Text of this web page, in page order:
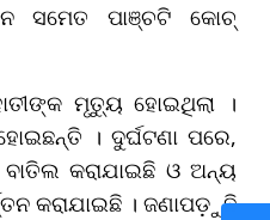
ସମେତ ପାଞ୍ଚଟି କୋଚ୍
ମୃତ୍ୟୁ ହୋଇଥିଲା ।
। ଦୁର୍ଘଟଣା ପରେ,
କରାଯାଇଛି ଓ ଅନ୍ୟ
କରାଯାଇଛି । ଜଣାପଡ଼ୁଛି